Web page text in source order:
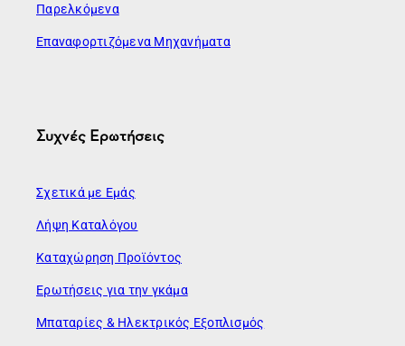
Παρελκόμενα
Επαναφορτιζόμενα Μηχανήματα
Συχνές Ερωτήσεις
Σχετικά με Εμάς
Λήψη Καταλόγου
Καταχώρηση Προϊόντος
Ερωτήσεις για την γκάμα
Μπαταρίες & Ηλεκτρικός Εξοπλισμός